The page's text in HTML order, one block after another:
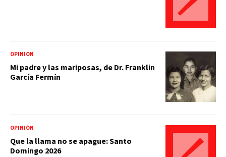
OPINIÓN
Mi padre y las mariposas, de Dr. Franklin
García Fermín
OPINIÓN
Que la llama no se apague: Santo
Domingo 2026